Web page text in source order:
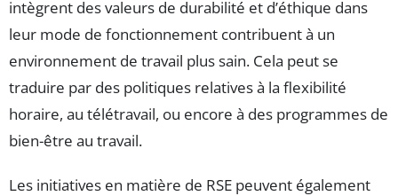
intègrent des valeurs de durabilité et d’éthique dans
leur mode de fonctionnement contribuent à un
environnement de travail plus sain. Cela peut se
traduire par des politiques relatives à la flexibilité
horaire, au télétravail, ou encore à des programmes de
bien-être au travail.
Les initiatives en matière de RSE peuvent également